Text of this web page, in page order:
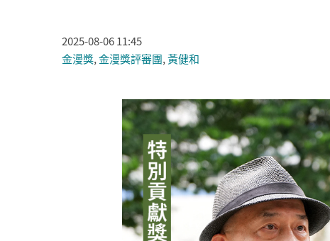
2025-08-06 11:45
金漫獎,金漫獎評審團,黃健和